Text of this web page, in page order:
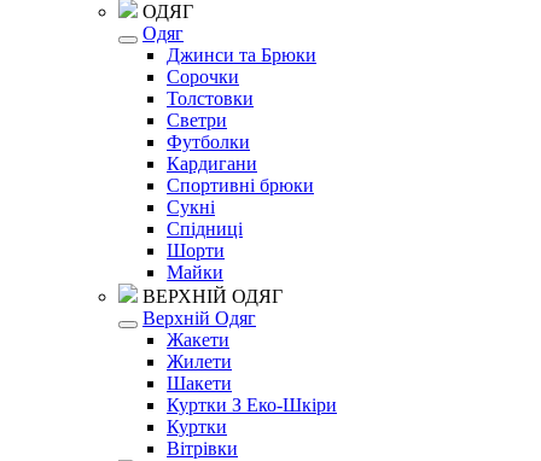
ОДЯГ
Одяг
Джинси та Брюки
Сорочки
Толстовки
Светри
Футболки
Кардигани
Спортивні брюки
Сукні
Спідниці
Шорти
Майки
ВЕРХНІЙ ОДЯГ
Верхній Одяг
Жакети
Жилети
Шакети
Куртки З Еко-Шкіри
Куртки
Вітрівки